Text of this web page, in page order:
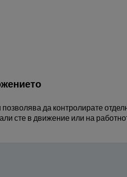
да контролирате
сте в движение или на